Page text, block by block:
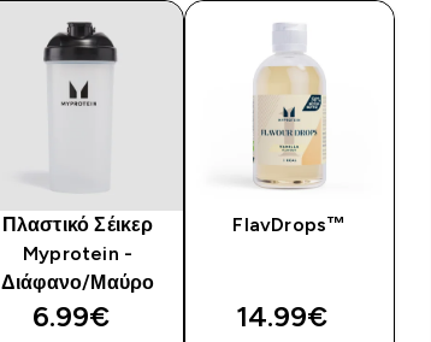
Πλαστικό Σέικερ
Myprotein -
Διάφανο/Μαύρο
6.99€‎
FlavDrops™
14.99€‎